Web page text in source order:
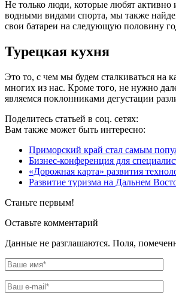
Не только люди, которые любят активно
водными видами спорта, мы также
свои батареи на следующую половину
Турецкая кухня
Это то, с чем мы будем сталкиваться на
многих из нас. Кроме того, не нужно
являемся поклонниками дегустации
Поделитесь статьей в соц. сетях:
Вам также может быть интересно:
Приморский край стал самым
Бизнес-конференция для
«Дорожная карта» развития
Развитие туризма на Дальнем
Станьте первым!
Оставьте комментарий
Данные не разглашаются. Поля,